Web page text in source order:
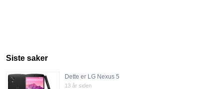
Siste saker
Dette er LG Nexus 5
13 år siden